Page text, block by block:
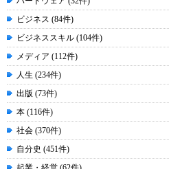
ビジネス (84件)
ビジネススキル (104件)
メディア (112件)
人生 (234件)
出版 (73件)
本 (116件)
社会 (370件)
自分史 (451件)